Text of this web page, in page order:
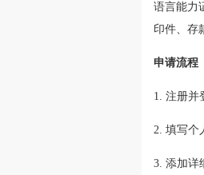
语言能力
印件、存
申请流程
1. 注册并
2. 填写个
3. 添加详